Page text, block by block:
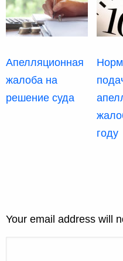
Апелляционная
жалоба на
решение суда
году
Your email address will